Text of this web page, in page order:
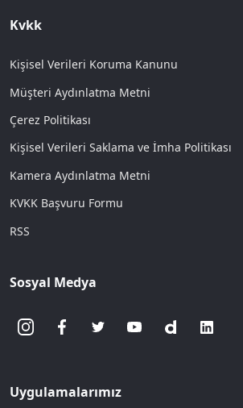
Kvkk
Kişisel Verileri Koruma Kanunu
Müşteri Aydınlatma Metni
Çerez Politikası
Kişisel Verileri Saklama ve İmha Politikası
Kamera Aydınlatma Metni
KVKK Başvuru Formu
RSS
Sosyal Medya
Uygulamalarımız